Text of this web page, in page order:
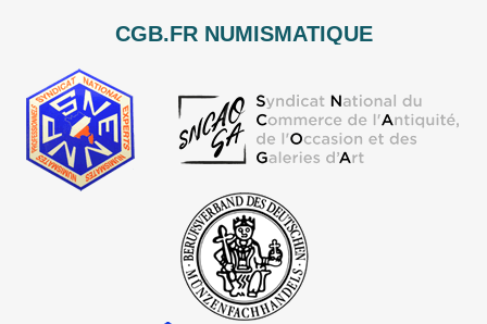
CGB.FR NUMISMATIQUE